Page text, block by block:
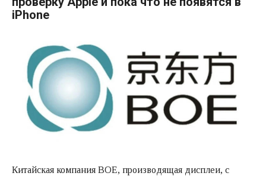
iPhone
Китайская компания BOE, производящая дисплеи, с